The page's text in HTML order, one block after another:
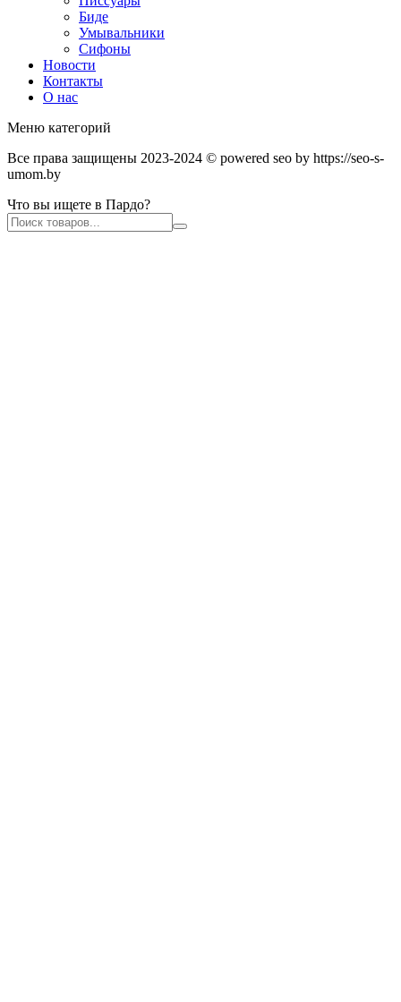
Биде
Умывальники
Сифоны
Новости
Контакты
О нас
Меню категорий
Все права защищены 2023-2024 © powered seo by https://seo-s-
umom.by
Что вы ищете в Пардо?